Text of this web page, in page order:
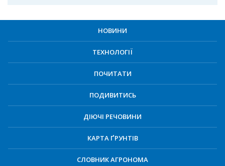
НОВИНИ
ТЕХНОЛОГІЇ
ПОЧИТАТИ
ПОДИВИТИСЬ
ДІЮЧІ РЕЧОВИНИ
КАРТА ҐРУНТІВ
СЛОВНИК АГРОНОМА